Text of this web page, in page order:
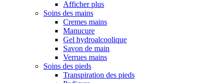
Afficher plus
Soins des mains
Cremes mains
Manucure
Gel hydroalcoolique
Savon de main
Verrues mains
Soins des pieds
Transpiration des pieds